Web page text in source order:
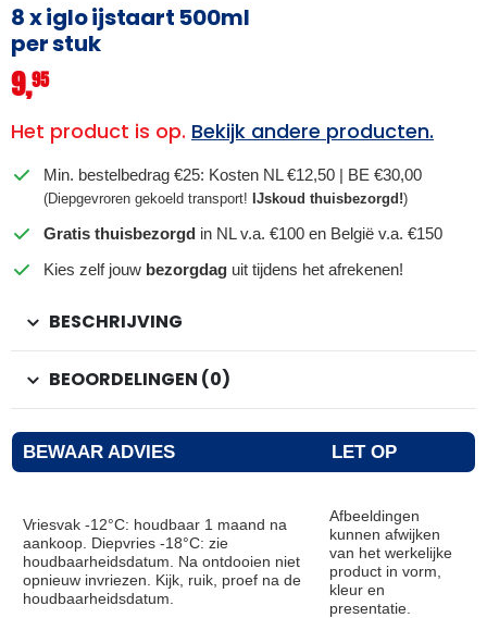
8 x iglo ijstaart 500ml
per stuk
9,95
Het product is op. Bekijk andere producten.
Min. bestelbedrag €25: Kosten NL €12,50 | BE €30,00
(Diepgevroren gekoeld transport! IJskoud thuisbezorgd!)
Gratis thuisbezorgd in NL v.a. €100 en België v.a. €150
Kies zelf jouw bezorgdag uit tijdens het afrekenen!
BESCHRIJVING
BEOORDELINGEN (0)
BEWAAR ADVIES LET OP
Vriesvak -12°C: houdbaar 1 maand na
aankoop. Diepvries -18°C: zie
houdbaarheidsdatum. Na ontdooien niet
opnieuw invriezen. Kijk, ruik, proef na de
houdbaarheidsdatum.
Afbeeldingen
kunnen afwijken
van het werkelijke
product in vorm,
kleur en
presentatie.